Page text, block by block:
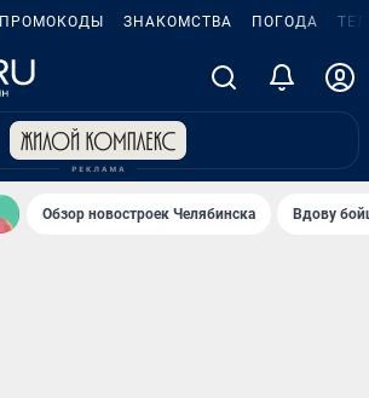
ПРОМОКОДЫ ЗНАКОМСТВА ПОГОДА
Обзор новостроек Челябинска Вдову